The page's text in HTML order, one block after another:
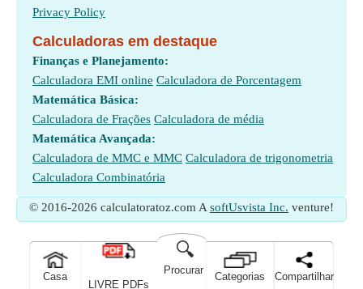
Privacy Policy
Calculadoras em destaque
Finanças e Planejamento:
Calculadora EMI online Calculadora de Porcentagem
Matemática Básica:
Calculadora de Frações Calculadora de média
Matemática Avançada:
Calculadora de MMC e MMC Calculadora de trigonometria
Calculadora Combinatória
© 2016-2026 calculatoratoz.com A softUsvista Inc. venture!
Casa
LIVRE PDFs
🔍
Procurar Categorias Compartilhar